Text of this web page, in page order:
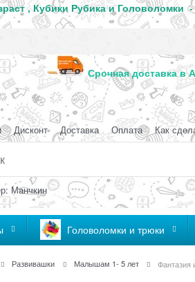
, Кубики Рубика и Головоломки
Срочная
Дисконт Доставка Оплата Как
Манчкин
Головоломки и трюки
Развивашки Малышам 1- 5 лет Фантазия